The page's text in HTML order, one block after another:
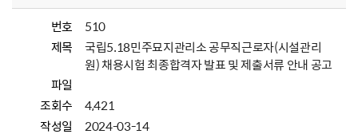
번호
510
제목
국립5.18민주묘지관리소 공무직근로자(시설관리
원) 채용시험 최종합격자 발표 및 제출서류 안내 공고
파일
조회수
4,421
작성일
2024-03-14